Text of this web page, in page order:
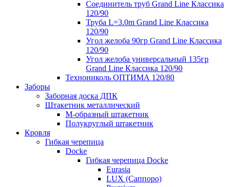
Соединитель труб Grand Line Классика
120/90
Труба L=3.0m Grand Line Классика
120/90
Угол желоба 90гр Grand Line Классика
120/90
Угол желоба универсальный 135гр
Grand Line Классика 120/90
Технониколь ОПТИМА 120/80
Заборы
Заборная доска ДПК
Штакетник металлический
М-образный штакетник
Полукруглый штакетник
Кровля
Гибкая черепица
Docke
Гибкая черепица Docke
Eurasia
LUX (Саппоро)